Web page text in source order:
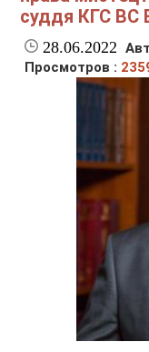
суддя КГС ВС
28.06.2022
Просмотров :